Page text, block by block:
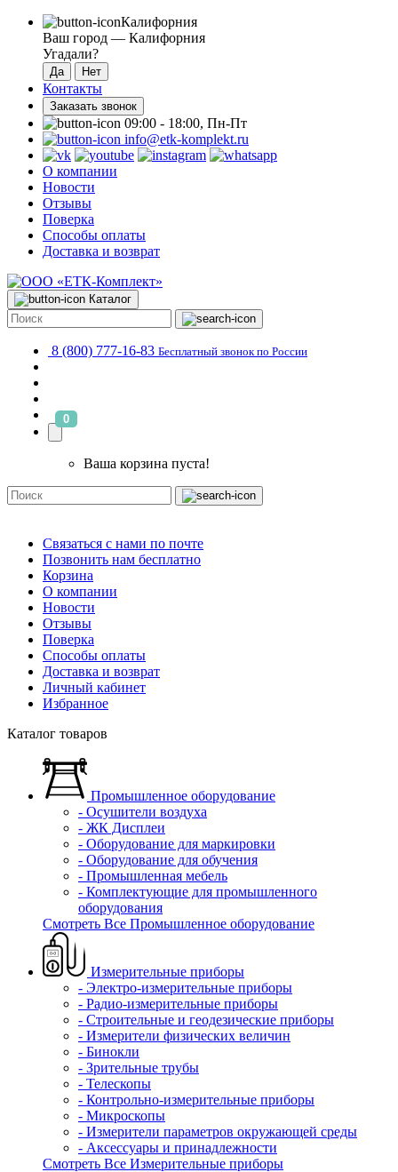
Калифорния
Ваш город — Калифорния
Угадали?
Контакты
Заказать звонок
09:00 - 18:00, Пн-Пт
info@etk-komplekt.ru
О компании
Новости
Отзывы
Поверка
Способы оплаты
Доставка и возврат
Каталог
8 (800) 777-16-83 Бесплатный звонок по России
0
Ваша корзина пуста!
Связаться с нами по почте
Позвонить нам бесплатно
Корзина
О компании
Новости
Отзывы
Поверка
Способы оплаты
Доставка и возврат
Личный кабинет
Избранное
Каталог товаров
Промышленное оборудование
- Осушители воздуха
- ЖК Дисплеи
- Оборудование для маркировки
- Оборудование для обучения
- Промышленная мебель
- Комплектующие для промышленного
оборудования
Смотреть Все Промышленное оборудование
Измерительные приборы
- Электро-измерительные приборы
- Радио-измерительные приборы
- Строительные и геодезические приборы
- Измерители физических величин
- Бинокли
- Зрительные трубы
- Телескопы
- Контрольно-измерительные приборы
- Микроскопы
- Измерители параметров окружающей среды
- Аксессуары и принадлежности
Смотреть Все Измерительные приборы